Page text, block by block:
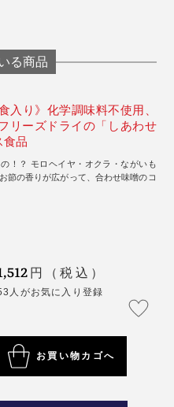
る商品
入り》化学調味料不使用、
リーズドライの「しあわせ
食品
！？ モロヘイヤ・オクラ・ながいも
節の香りが広がって、合わせ味噌のコ
円（税込）
人がお気に入り登録
お買い物カゴへ